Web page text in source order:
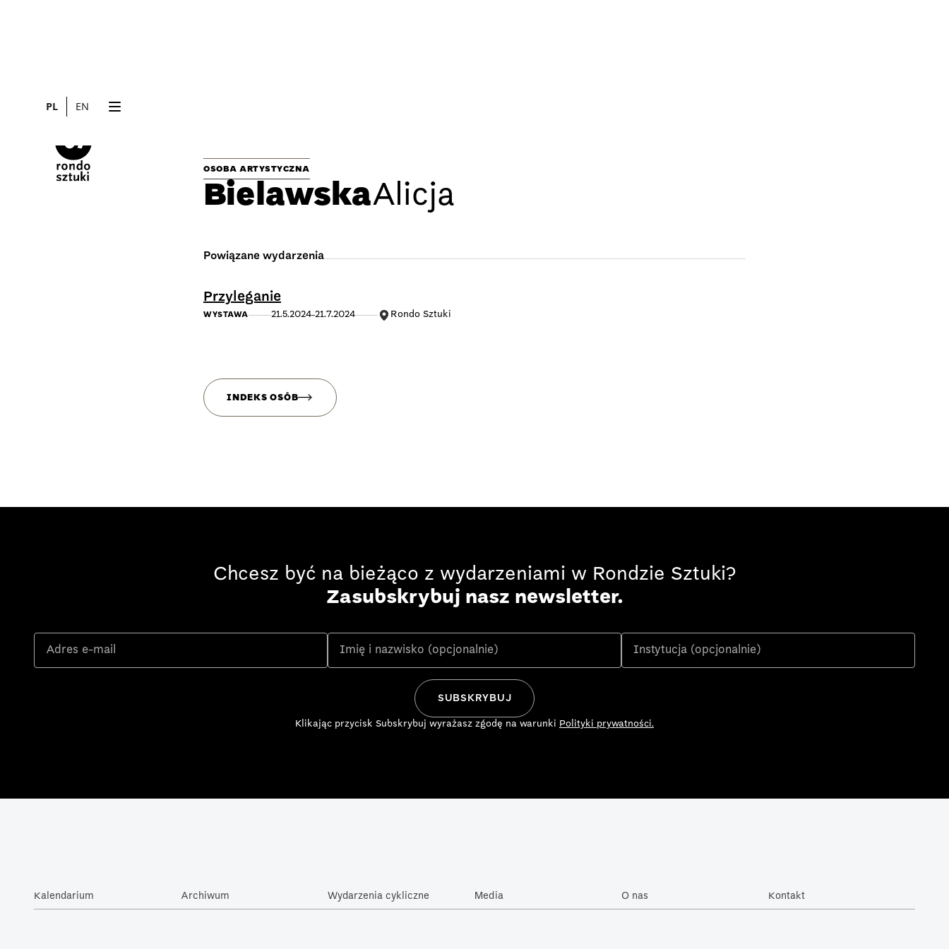
PL EN
OSOBA ARTYSTYCZNA
BielawskaAlicja
Powiązane wydarzenia
Przyleganie
WYSTAWA 21.5.2024 21.7.2024 Rondo Sztuki
INDEKS OSÓB
Chcesz być na bieżąco z wydarzeniami w Rondzie Sztuki?
Zasubskrybuj nasz newsletter.
Klikając przycisk Subskrybuj wyrażasz zgodę na warunki Polityki prywatności.
Kalendarium Archiwum Wydarzenia cykliczne Media O nas Kontakt